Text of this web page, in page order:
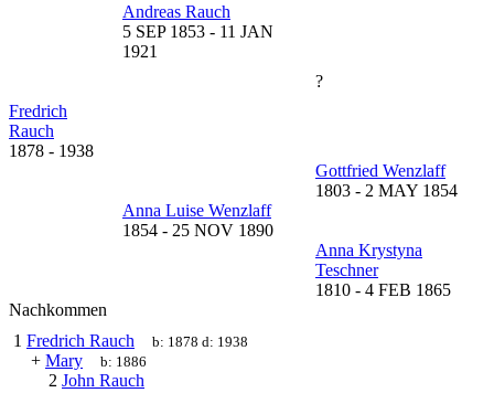
Andreas Rauch
5 SEP 1853 - 11 JAN
1921
?
Fredrich
Rauch
1878 - 1938
Gottfried Wenzlaff
1803 - 2 MAY 1854
Anna Luise Wenzlaff
1854 - 25 NOV 1890
Anna Krystyna
Teschner
1810 - 4 FEB 1865
Nachkommen
1 Fredrich Rauch b: 1878 d: 1938
+ Mary b: 1886
2 John Rauch